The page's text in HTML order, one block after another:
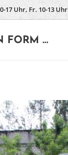
17 Uhr, Fr. 10-13 Uhr
FORM ...